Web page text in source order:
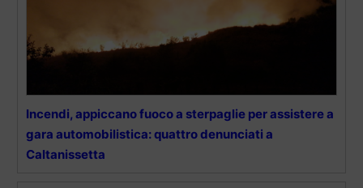
Incendi, appiccano fuoco a sterpaglie per assistere a
gara automobilistica: quattro denunciati a
Caltanissetta